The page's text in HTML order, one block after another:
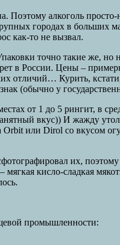
Поэтому алкоголь
городах в больших
как-то не вызвал.
точно такие же,
в России. Цены –
Курить,
(обычно у
от 1 до 5 рингит, в
вкус)) И жажду
или Dirol со вкусом
их,
кисло-сладкая
промышленности: